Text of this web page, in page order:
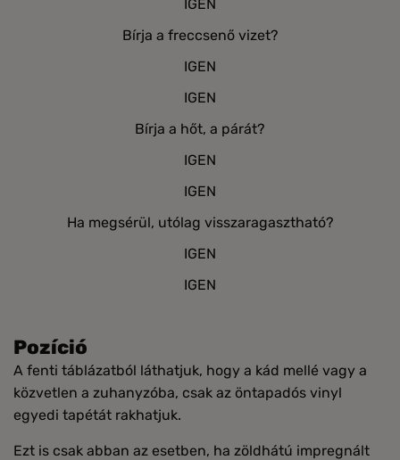
IGEN
Bírja a freccsenő vizet?
IGEN
IGEN
Bírja a hőt, a párát?
IGEN
IGEN
Ha megsérül, utólag visszaragasztható?
IGEN
IGEN
Pozíció
A fenti táblázatból láthatjuk, hogy a kád mellé vagy a
közvetlen a zuhanyzóba, csak az öntapadós vinyl
egyedi tapétát rakhatjuk.
Ezt is csak abban az esetben, ha zöldhátú impregnált